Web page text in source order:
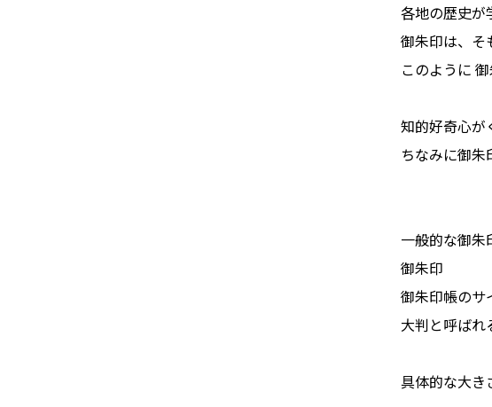
各地の歴史が
御朱印は、そ
このように
知的好奇心が
ちなみに御朱
一般的な御朱
御朱印
御朱印帳のサ
大判と呼ばれ
具体的な大き